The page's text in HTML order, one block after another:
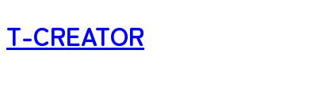
T-CREATOR